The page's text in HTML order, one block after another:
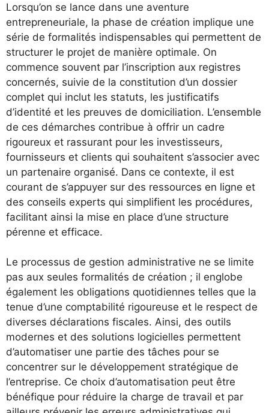
Lorsqu’on se lance dans une aventure
entrepreneuriale, la phase de création implique une
série de formalités indispensables qui permettent de
structurer le projet de manière optimale. On
commence souvent par l’inscription aux registres
concernés, suivie de la constitution d’un dossier
complet qui inclut les statuts, les justificatifs
d’identité et les preuves de domiciliation. L’ensemble
de ces démarches contribue à offrir un cadre
rigoureux et rassurant pour les investisseurs,
fournisseurs et clients qui souhaitent s’associer avec
un partenaire organisé. Dans ce contexte, il est
courant de s’appuyer sur des ressources en ligne et
des conseils experts qui simplifient les procédures,
facilitant ainsi la mise en place d’une structure
pérenne et efficace.
Le processus de gestion administrative ne se limite
pas aux seules formalités de création ; il englobe
également les obligations quotidiennes telles que la
tenue d’une comptabilité rigoureuse et le respect de
diverses déclarations fiscales. Ainsi, des outils
modernes et des solutions logicielles permettent
d’automatiser une partie des tâches pour se
concentrer sur le développement stratégique de
l’entreprise. Ce choix d’automatisation peut être
bénéfique pour réduire la charge de travail et par